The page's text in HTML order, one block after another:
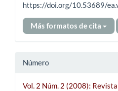
https://doi.org/10.53689/
Más formatos de cita
Número
Vol. 2 Núm. 2 (2008):